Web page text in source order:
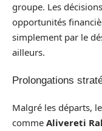
groupe. Les
opportunités
simplement par le
ailleurs.
Prolongations
Malgré les départs,
comme Alivereti